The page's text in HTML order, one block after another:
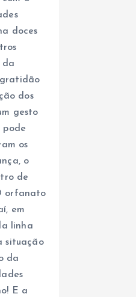
doces
da
gratidão
dos
gesto
pode
os
o
de
orfanato
em
linha
situação
da
E a